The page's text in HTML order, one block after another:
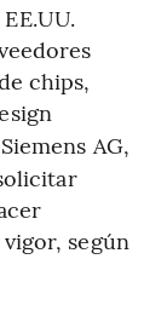
chips,
AG,
según